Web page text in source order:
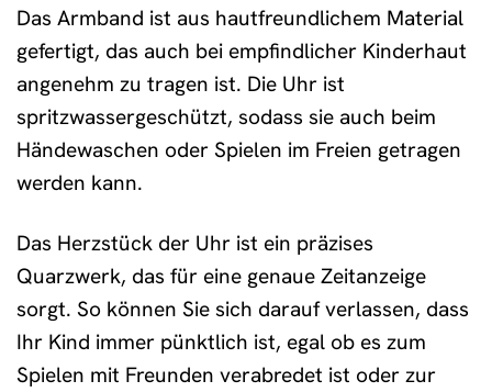
Das Armband ist aus hautfreundlichem Material
gefertigt, das auch bei empfindlicher Kinderhaut
angenehm zu tragen ist. Die Uhr ist
spritzwassergeschützt, sodass sie auch beim
Händewaschen oder Spielen im Freien getragen
werden kann.
Das Herzstück der Uhr ist ein präzises
Quarzwerk, das für eine genaue Zeitanzeige
sorgt. So können Sie sich darauf verlassen, dass
Ihr Kind immer pünktlich ist, egal ob es zum
Spielen mit Freunden verabredet ist oder zur